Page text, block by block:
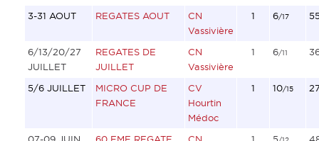
3-31 AOUT REGATES AOUT
CN
Vassivière
1 6/17
6/13/20/27
JUILLET
REGATES DE
JUILLET
CN
Vassivière
1 6/11
5/6 JUILLET
MICRO CUP DE
FRANCE
CV
Hourtin
Médoc
1 10/15
07-09 JUIN 60 EME REGATE CN 1 5